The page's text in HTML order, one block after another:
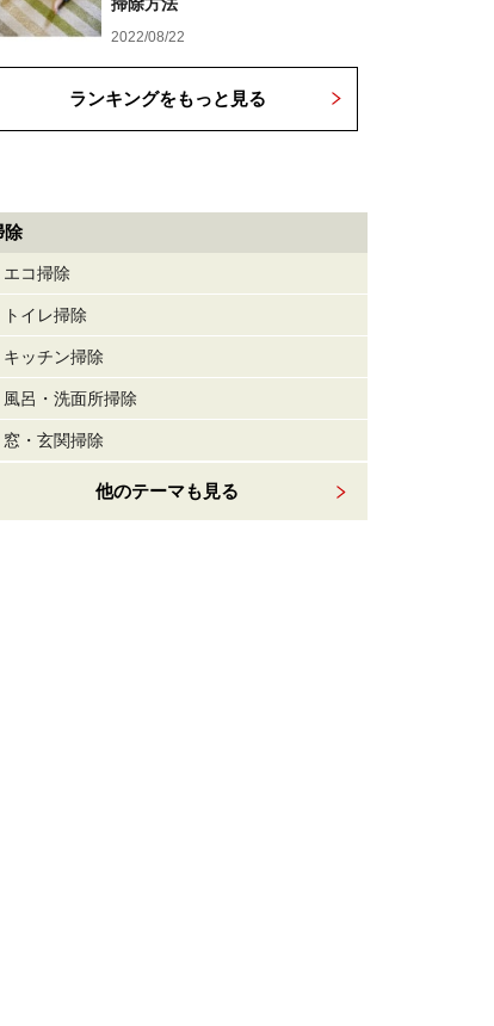
2022/08/22
ランキングをもっと見る
除
エコ掃除
トイレ掃除
キッチン掃除
風呂・洗面所掃除
窓・玄関掃除
他のテーマも見る